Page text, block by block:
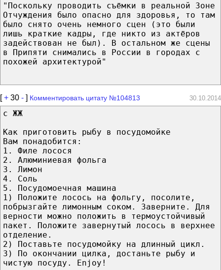
"Поскольку проводить съёмки в реальной Зоне
Отчуждения было опасно для здоровья, то там
было снято очень немного сцен (это были
лишь краткие кадры, где никто из актёров
задействован не был). В остальном же сцены
в Припяти снимались в России в городах с
похожей архитектурой"
[+ 30 - ] Комментировать цитату №104813 30.10.2014
с ЖЖ
Как приготовить рыбу в посудомойке
Вам понадобится:
1. Филе лосося
2. Алюминиевая фольга
3. Лимон
4. Соль
5. Посудомоечная машина
1) Положите лосось на фольгу, посолите,
побрызгайте лимонным соком. Заверните. Для
верности можно положить в термоустойчивый
пакет. Положите завернутый лосось в верхнее
отделение.
2) Поставьте посудомойку на длинный цикл.
3) По окончании цилка, достаньте рыбу и
чистую посуду. Enjoy!